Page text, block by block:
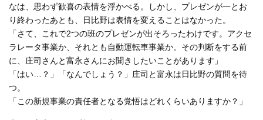
なは、思わず歓喜の表情を浮かべる。しかし、プレゼンが一とお
り終わったあとも、日比野は表情を変えることはなかった。
「さて、これで2つの班のプレゼンが出そろったわけです。アクセ
ラレータ事業か、それとも自動運転車事業か。その判断をする前
に、庄司さんと富永さんにお聞きしたいことがあります」
「はい…？」「なんでしょう？」庄司と富永は日比野の質問を待
つ。
「この新規事業の責任者となる覚悟はどれくらいありますか？」